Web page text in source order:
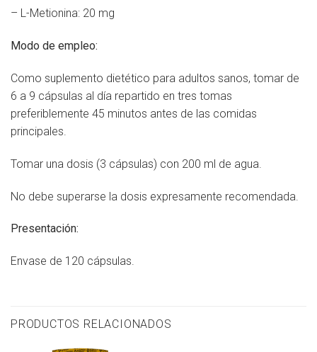
– L-Metionina: 20 mg
Modo de empleo:
Como suplemento dietético para adultos sanos, tomar de
6 a 9 cápsulas al día repartido en tres tomas
preferiblemente 45 minutos antes de las comidas
principales.
Tomar una dosis (3 cápsulas) con 200 ml de agua.
No debe superarse la dosis expresamente recomendada.
Presentación:
Envase de 120 cápsulas.
PRODUCTOS RELACIONADOS